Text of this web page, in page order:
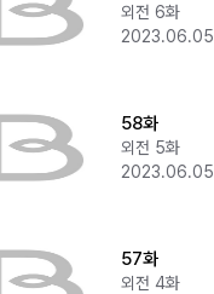
외전 6화
2023.06.05
58화
외전 5화
2023.06.05
57화
외전 4화